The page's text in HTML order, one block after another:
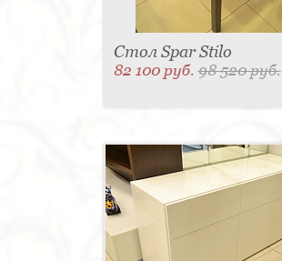
Стол Spar Stilo
82 100 руб.98 520 руб.